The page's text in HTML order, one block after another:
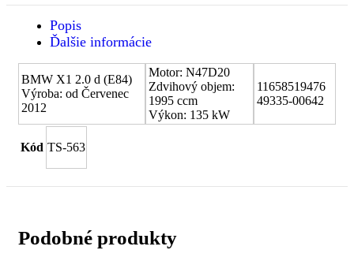
Popis
Ďalšie informácie
BMW X1 2.0 d (E84)
Výroba: od Červenec
2012
Motor: N47D20
Zdvihový objem:
1995 ccm
Výkon: 135 kW
11658519476
49335-00642
Kód TS-563
Podobné produkty